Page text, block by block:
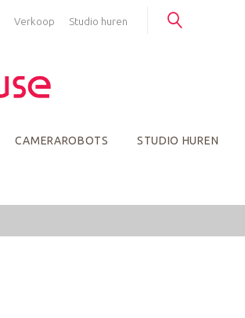
Verkoop Studio huren
CAMERAROBOTS STUDIO HUREN